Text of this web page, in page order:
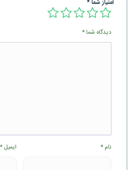
امتیاز شما*
دیدگاه شما*
نام* ایمیل*